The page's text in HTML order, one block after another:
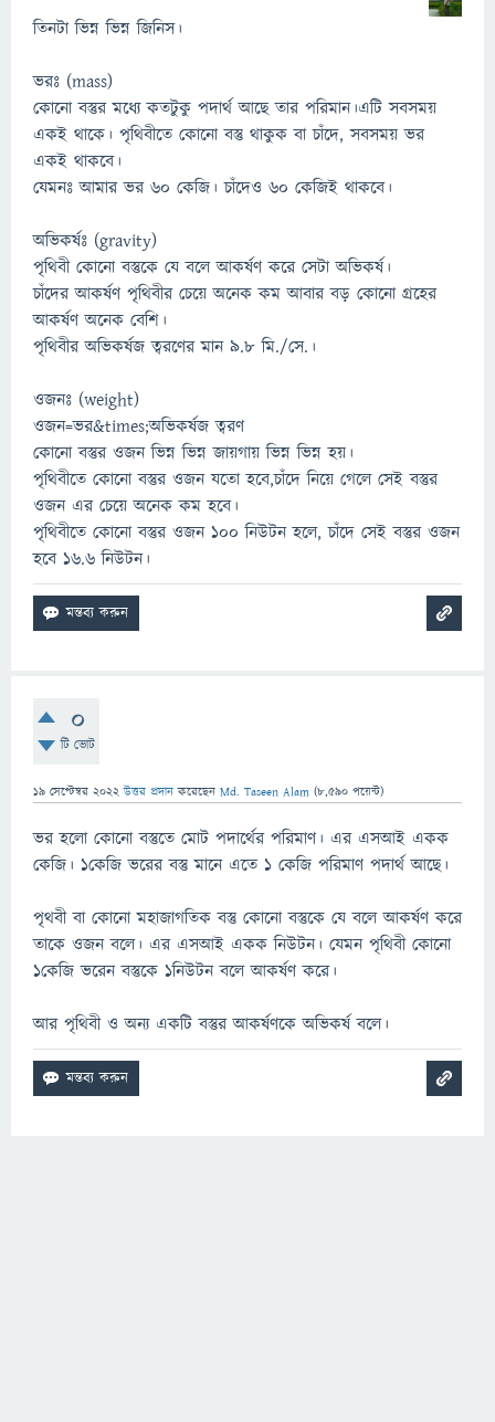
তিনটা ভিন্ন ভিন্ন জিনিস।
ভরঃ (mass)
কোনো বস্তুর মধ্যে কতটুকু পদার্থ আছে তার পরিমান।এটি সবসময়
একই থাকে। পৃথিবীতে কোনো বস্তু থাকুক বা চাঁদে, সবসময় ভর
একই থাকবে।
যেমনঃ আমার ভর ৬০ কেজি। চাঁদেও ৬০ কেজিই থাকবে।
অভিকর্ষঃ (gravity)
পৃথিবী কোনো বস্তুকে যে বলে আকর্ষণ করে সেটা অভিকর্ষ।
চাঁদের আকর্ষণ পৃথিবীর চেয়ে অনেক কম আবার বড় কোনো গ্রহের
আকর্ষণ অনেক বেশি।
পৃথিবীর অভিকর্ষজ ত্বরণের মান ৯.৮ মি./সে.।
ওজনঃ (weight)
ওজন=ভর&times;অভিকর্ষজ ত্বরণ
কোনো বস্তুর ওজন ভিন্ন ভিন্ন জায়গায় ভিন্ন ভিন্ন হয়।
পৃথিবীতে কোনো বস্তুর ওজন যতো হবে,চাঁদে নিয়ে গেলে সেই বস্তুর
ওজন এর চেয়ে অনেক কম হবে।
পৃথিবীতে কোনো বস্তুর ওজন ১০০ নিউটন হলে, চাঁদে সেই বস্তুর ওজন
হবে ১৬.৬ নিউটন।
0
টি ভোট
19 সেপ্টেম্বর 2022 উত্তর প্রদান করেছেন Md. Taseen Alam (8,590 পয়েন্ট)
ভর হলো কোনো বস্তুতে মোট পদার্থের পরিমাণ। এর এসআই একক
কেজি। ১কেজি ভরের বস্তু মানে এতে ১ কেজি পরিমাণ পদার্থ আছে।
পৃথবী বা কোনো মহাজাগতিক বস্তু কোনো বস্তুকে যে বলে আকর্ষণ করে
তাকে ওজন বলে। এর এসআই একক নিউটন। যেমন পৃথিবী কোনো
১কেজি ভরেন বস্তুকে ১নিউটন বলে আকর্ষণ করে।
আর পৃথিবী ও অন্য একটি বস্তুর আকর্ষণকে অভিকর্ষ বলে।